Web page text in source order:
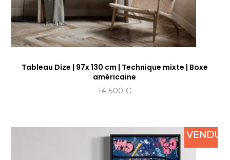
Tableau Dize | 97x 130 cm | Technique mixte | Boxe
américaine
14 500 €
VENDU